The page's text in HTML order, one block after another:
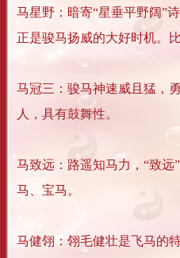
马星野：暗寄“星垂平野阔”
正是骏马扬威的大好时机。
马冠三：骏马神速威且猛，
人，具有鼓舞性。
马致远：路遥知马力，“致远
马、宝马。
马健翎：翎毛健壮是飞马的